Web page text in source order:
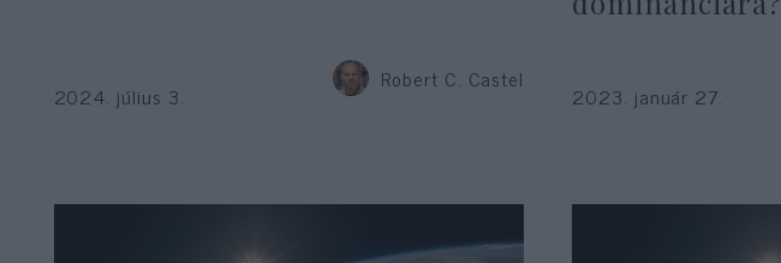
Robert C. Castel
2024. július 3. 2023. január 27.